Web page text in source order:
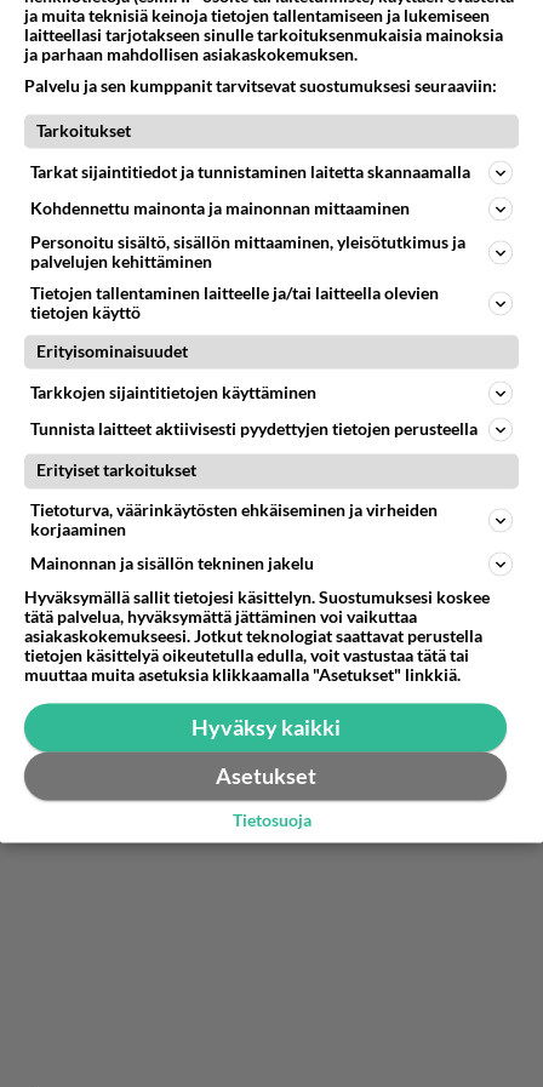
kehitys onkin jäänyt pahasti sivistyksen osalta
kesken.
Toivottavasti olet vielä teini kuitenkin. Aikuiselta
tuo olisi jo idioottimaisuuden huippu.
Äänestä Kommentoi
Anonyymi
2024-02-27 22:17:16
Minun kaivattuni on ihan super fiksu ja puhuu mut
pyörryksiin joka kerta.. Ettäs tiiätte!
Äänestä Kommentoi
Anonyymi
2024-02-27 22:26:36
Tähänkin näin moni omimassa. Herätys tyypit.
Suurin osa teistä ei kirjoita vakuuttavasti tai hyvin!
Minä en ominut tätä, joten en väitä itsekään
olevani tässä se kohde.
Äänestä Kommentoi
ja muita teknisiä keinoja tietojen tallentamiseen ja lukemiseen
laitteellasi tarjotakseen sinulle tarkoituksenmukaisia mainoksia
ja parhaan mahdollisen asiakaskokemuksen.
Palvelu ja sen kumppanit tarvitsevat suostumuksesi seuraaviin:
Tarkoitukset
Tarkat sijaintitiedot ja tunnistaminen laitetta skannaamalla
Kohdennettu mainonta ja mainonnan mittaaminen
Personoitu sisältö, sisällön mittaaminen, yleisötutkimus ja
palvelujen kehittäminen
Tietojen tallentaminen laitteelle ja/tai laitteella olevien
tietojen käyttö
Erityisominaisuudet
Tarkkojen sijaintitietojen käyttäminen
Tunnista laitteet aktiivisesti pyydettyjen tietojen perusteella
Erityiset tarkoitukset
Tietoturva, väärinkäytösten ehkäiseminen ja virheiden
korjaaminen
Mainonnan ja sisällön tekninen jakelu
Hyväksymällä sallit tietojesi käsittelyn. Suostumuksesi koskee
tätä palvelua, hyväksymättä jättäminen voi vaikuttaa
asiakaskokemukseesi. Jotkut teknologiat saattavat perustella
tietojen käsittelyä oikeutetulla edulla, voit vastustaa tätä tai
muuttaa muita asetuksia klikkaamalla "Asetukset" linkkiä.
Hyväksy kaikki
Asetukset
Tietosuoja